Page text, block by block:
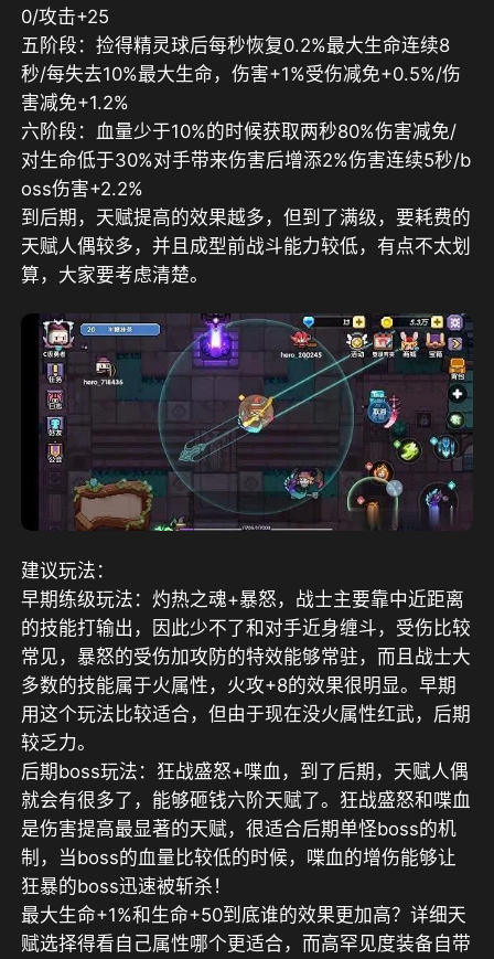
0/攻击+25
五阶段：捡得精灵球后每秒恢复0.2%最大生命连续8
秒/每失去10%最大生命，伤害+1%受伤减免+0.5%/伤
害减免+1.2%
六阶段：血量少于10%的时候获取两秒80%伤害减免/
对生命低于30%对手带来伤害后增添2%伤害连续5秒/b
oss伤害+2.2%
到后期，天赋提高的效果越多，但到了满级，要耗费的
天赋人偶较多，并且成型前战斗能力较低，有点不太划
算，大家要考虑清楚。
建议玩法：
早期练级玩法：灼热之魂+暴怒，战士主要靠中近距离
的技能打输出，因此少不了和对手近身缠斗，受伤比较
常见，暴怒的受伤加攻防的特效能够常驻，而且战士大
多数的技能属于火属性，火攻+8的效果很明显。早期
用这个玩法比较适合，但由于现在没火属性红武，后期
较乏力。
后期boss玩法：狂战盛怒+喋血，到了后期，天赋人偶
就会有很多了，能够砸钱六阶天赋了。狂战盛怒和喋血
是伤害提高最显著的天赋，很适合后期单怪boss的机
制，当boss的血量比较低的时候，喋血的增伤能够让
狂暴的boss迅速被斩杀！
最大生命+1%和生命+50到底谁的效果更加高？详细天
赋选择得看自己属性哪个更适合，而高罕见度装备自带